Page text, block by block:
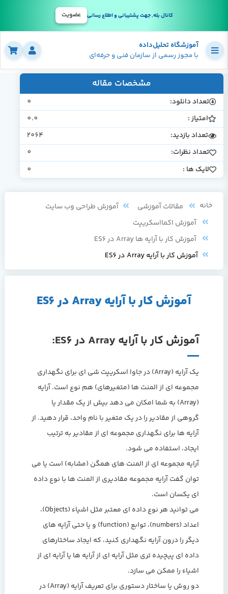
کانال بله, جهت پشتیبانی و اطلاع رسانی عضویت
آموزشگاه تحلیل‌داده
با مجوز رسمی از سازمان فنی و حرفه‌ای
مشخصات مقاله
تعداد دانلود:
0
امتیاز :
0.0
تعداد بازدید:
2064
تعداد نظرات:
0
لایک ها :
0
خانه مقالات آموزشی
آموزش طراحی وب سایت
آموزش اکمااسکریپت
آموزش کار با آرایه ها Array در ES6
آموزش کار با آرایه Array در ES6
آموزش کار با آرایه Array در ES6
آموزش کار با آرایه Array در ES6:
یک آرایه (Array) در جاوا اسکریپت شی ای برای نگهداری
مجموعه ای از المنت ها (متغیرهای) هم نوع است. آرایه
(Array) به شما امکان می دهد بیش از یک مقدار یا
گروهی از مقادیر را در یک متغیر با نام واحد، قرار دهید. از
آرایه ها برای نگهداری مجموعه ای از مقادیر به ترتیب
ایجاد، استفاده می شود.
آرایه مجموعه ای از المنت های همگن (مشابه) است یا می
توان گفت آرایه مجموعه مقادیری از المنت ها با نوع داده
ای یکسان است.
می توانید هر نوع داده ای معتبر مثل اشیاء (Objects)،
اعداد (numbers)، توابع (function) و یا حتی آرایه های
دیگر را درون آرایه نگهداری کنید، که ایجاد ساختارهای
داده ای پیچیده تری مثل آرایه ای از آرایه ها یا آرایه ای از
اشیاء را ممکن می سازد.
دو روش یا ساختار دستوری برای تعریف آرایه (Array) در